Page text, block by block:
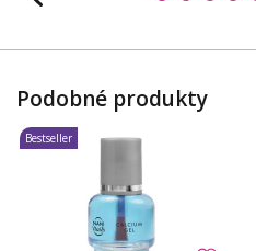
Podobné produkty
Bestseller